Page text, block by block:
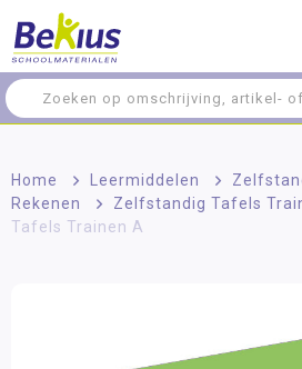
Home > Leermiddelen >
Rekenen
> Zelfstandig Tafels
Tafels Trainen A